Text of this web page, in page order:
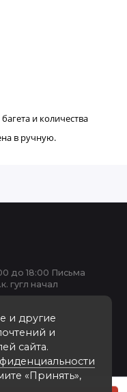
и количества
в ручную.
и другие
и
сайта.
«Принять»,
до 18:00 Письма
гугл начал